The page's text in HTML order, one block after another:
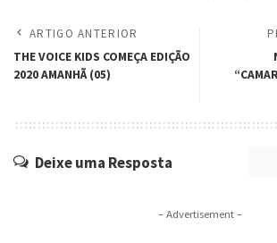
ARTIGO ANTERIOR
THE VOICE KIDS COMEÇA EDIÇÃO
2020 AMANHÃ (05)
Deixe uma Resposta
– Advertisement –